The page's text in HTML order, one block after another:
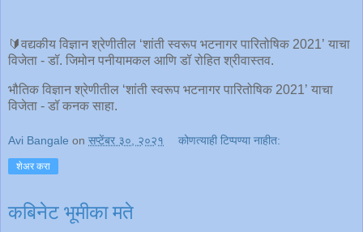
🔰वद्यकीय विज्ञान श्रेणीतील ‘शांती स्वरूप भटनागर पारितोषिक 2021’ याचा
विजेता - डॉ. जिमोन पनीयामकल आणि डॉ रोहित श्रीवास्तव.
भौतिक विज्ञान श्रेणीतील ‘शांती स्वरूप भटनागर पारितोषिक 2021’ याचा
विजेता - डॉ कनक साहा.
Avi Bangale on सप्टेंबर ३०, २०२१ कोणत्याही टिप्पण्‍या नाहीत:
शेअर करा
कबिनेट भूमीका मते